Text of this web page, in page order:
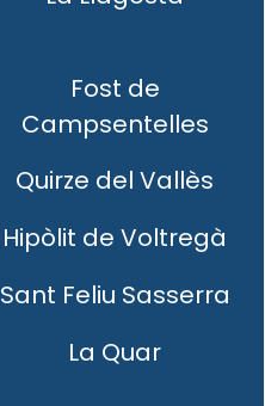
Fost de
Campsentelles
Quirze del Vallès
Hipòlit de Voltregà
Sant Feliu Sasserra
La Quar